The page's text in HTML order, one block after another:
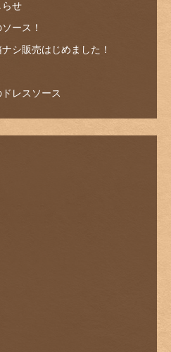
らせ
ース！
シ販売はじめました！
レスソース